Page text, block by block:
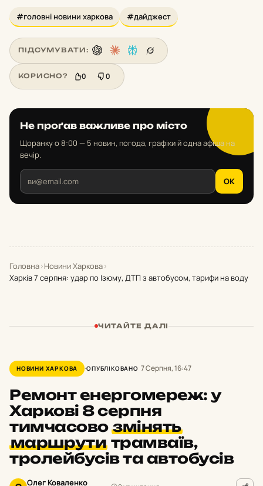
#головні новини харкова #дайджест
ПІДСУМУВАТИ:
КОРИСНО? 0 0
Не проґав важливе про місто
Щоранку о 8:00 — 5 новин, погода, графіки й одна афіша на
вечір.
OK
Головна›Новини Харкова›
Харків 7 серпня: удар по Ізюму, ДТП з автобусом, тарифи на воду
ЧИТАЙТЕ ДАЛІ
НОВИНИ ХАРКОВА ОПУБЛІКОВАНО 7 Серпня, 16:47
Ремонт енергомереж: у
Харкові 8 серпня
тимчасовозмінять
маршрутитрамваїв,
тролейбусів та автобусів
Олег Коваленко